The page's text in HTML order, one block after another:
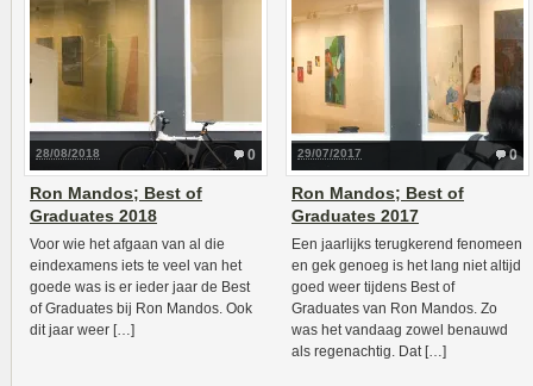
0
28/08/2018
Ron Mandos; Best of
Graduates 2018
Voor wie het afgaan van al die
eindexamens iets te veel van het
goede was is er ieder jaar de Best
of Graduates bij Ron Mandos. Ook
dit jaar weer […]
0
29/07/2017
Ron Mandos; Best of
Graduates 2017
Een jaarlijks terugkerend fenomeen
en gek genoeg is het lang niet altijd
goed weer tijdens Best of
Graduates van Ron Mandos. Zo
was het vandaag zowel benauwd
als regenachtig. Dat […]